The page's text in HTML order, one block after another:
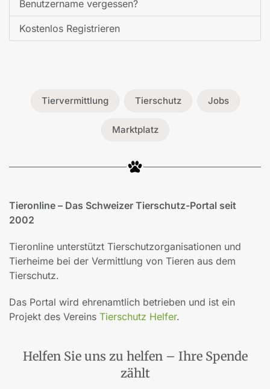
Benutzername vergessen?
Kostenlos Registrieren
Tiervermittlung Tierschutz Jobs
Marktplatz
Tieronline – Das Schweizer Tierschutz-Portal seit
2002
Tieronline unterstützt Tierschutzorganisationen und
Tierheime bei der Vermittlung von Tieren aus dem
Tierschutz.
Das Portal wird ehrenamtlich betrieben und ist ein
Projekt des Vereins Tierschutz Helfer.
Helfen Sie uns zu helfen – Ihre Spende
zählt